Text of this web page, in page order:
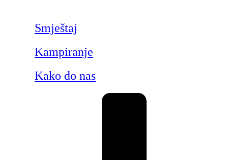
Smještaj
Kampiranje
Kako do nas